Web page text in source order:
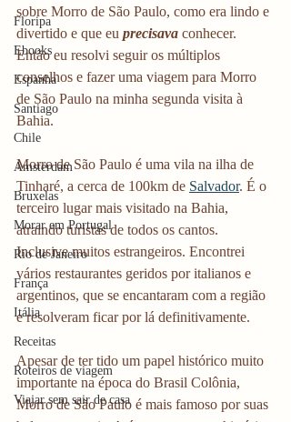
Floripa
Ebooks
Espanha
Santiago
Chile
Amsterdam
Bruxelas
Morar em Portugal
Rio de Janeiro
França
Itália
Receitas
Roteiros de viagem
Viajar sem sair de casa
sobre Morro de São Paulo, como era lindo e
divertido e que eu precisava conhecer.
Então eu resolvi seguir os múltiplos
conselhos e fazer uma viagem para Morro
de São Paulo na minha segunda visita à
Bahia.
Morro de São Paulo é uma vila na ilha de
Tinharé, a cerca de 100km de Salvador. É o
terceiro lugar mais visitado na Bahia,
atraindo turistas de todos os cantos.
Inclusive muitos estrangeiros. Encontrei
vários restaurantes geridos por italianos e
argentinos, que se encantaram com a região
e resolveram ficar por lá definitivamente.
Apesar de ter tido um papel histórico muito
importante na época do Brasil Colônia,
Morro de São Paulo é mais famoso por suas